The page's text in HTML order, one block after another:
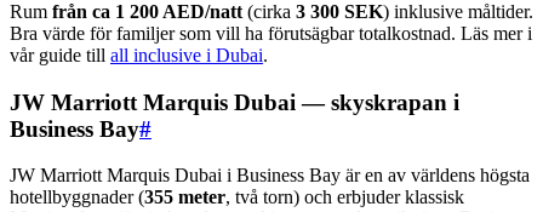
Rum från ca 1 200 AED/natt (cirka 3 300 SEK) inklusive måltider.
Bra värde för familjer som vill ha förutsägbar totalkostnad. Läs mer i
vår guide till all inclusive i Dubai.
JW Marriott Marquis Dubai — skyskrapan i
Business Bay#
JW Marriott Marquis Dubai i Business Bay är en av världens högsta
hotellbyggnader (355 meter, två torn) och erbjuder klassisk